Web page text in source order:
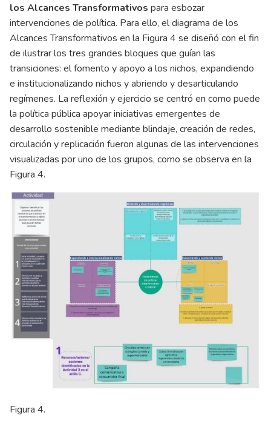
los Alcances Transformativos para esbozar
intervenciones de política. Para ello, el diagrama de los
Alcances Transformativos en la Figura 4 se diseñó con el fin
de ilustrar los tres grandes bloques que guían las
transiciones: el fomento y apoyo a los nichos, expandiendo
e institucionalizando nichos y abriendo y desarticulando
regímenes. La reflexión y ejercicio se centró en como puede
la política pública apoyar iniciativas emergentes de
desarrollo sostenible mediante blindaje, creación de redes,
circulación y replicación fueron algunas de las intervenciones
visualizadas por uno de los grupos, como se observa en la
Figura 4.
Figura 4.